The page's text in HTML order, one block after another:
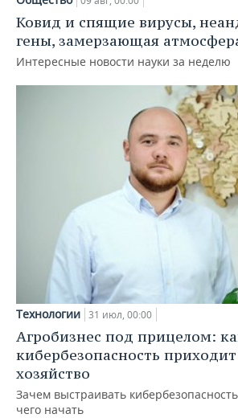
Ковид и спящие вирусы,
гены, замерзающая
Интересные новости науки за неделю
Технологии 31 июл, 00:00
Агробизнес под прицелом:
кибербезопасность приходит
хозяйство
Зачем выстраивать
чего начать